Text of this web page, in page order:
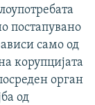
постапувано
само од
корупцијата
орган
од